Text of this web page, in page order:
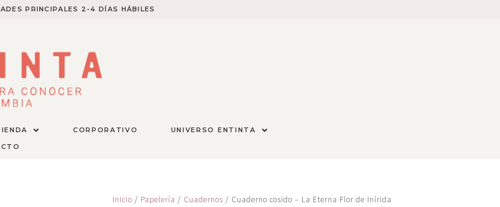
PRINCIPALES 2-4 DÍAS HÁBILES​
CORPORATIVO
UNIVERSO ENTINTA
Inicio / Papelería / Cuadernos / Cuaderno cosido – La Eterna Flor de Inírida